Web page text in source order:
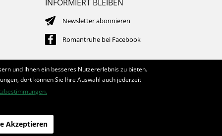
INFORMIERT BLEIBEN
Newsletter abonnieren
Romantruhe bei Facebook
und Ihnen ein besseres Nutzererlebnis zu bieten.
dort können Sie Ihre Auswahl auch jederzeit
Akzeptieren